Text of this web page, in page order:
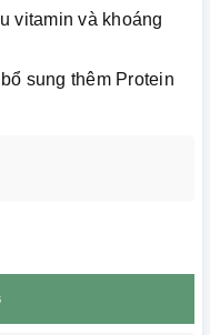
vitamin và khoáng
sung thêm Protein